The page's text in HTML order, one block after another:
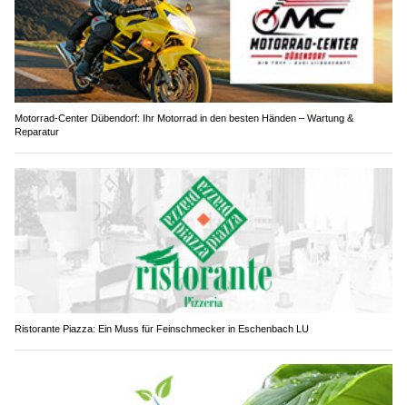
Motorrad-Center Dübendorf: Ihr Motorrad in den besten Händen – Wartung &
Reparatur
Ristorante Piazza: Ein Muss für Feinschmecker in Eschenbach LU